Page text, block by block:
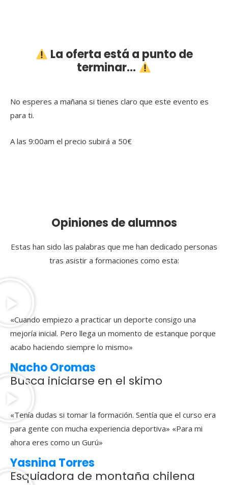
La oferta está a punto de
terminar...
No esperes a mañana si tienes claro que este evento es
para ti.
A las 9:00am el precio subirá a 50€
Opiniones de alumnos
Estas han sido las palabras que me han dedicado personas
tras asistir a formaciones como esta:
«Cuando empiezo a practicar un deporte consigo una
mejoría inicial. Pero llega un momento de estanque porque
acabo haciendo siempre lo mismo»
Nacho Oromas
Busca iniciarse en el skimo
«Tenía dudas si tomar la formación. Sentía que el curso era
para gente con mucha experiencia deportiva» «Para mi
ahora eres como un Gurú»
Yasnina Torres
Esquiadora de montaña chilena